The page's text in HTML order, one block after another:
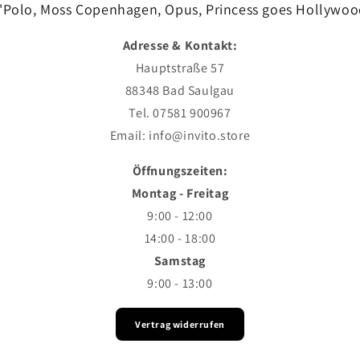
Moss Copenhagen, Opus, Princess goes
Adresse & Kontakt:
Hauptstraße 57
88348 Bad Saulgau
Tel. 07581 900967
Email: info@invito.store
Öffnungszeiten:
Montag - Freitag
9:00 - 12:00
14:00 - 18:00
Samstag
9:00 - 13:00
Vertrag widerrufen